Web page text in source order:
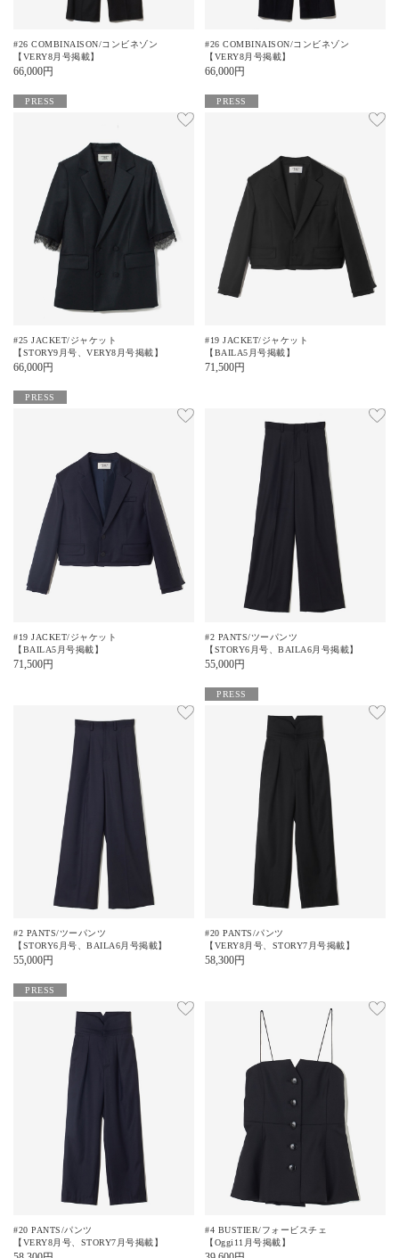
#26 COMBINAISON/コンビネゾン
【VERY8月号掲載】
66,000円
#26 COMBINAISON/コンビネゾン
【VERY8月号掲載】
66,000円
PRESS
#25 JACKET/ジャケット
【STORY9月号、VERY8月号掲載】
66,000円
PRESS
#19 JACKET/ジャケット
【BAILA5月号掲載】
71,500円
PRESS
#19 JACKET/ジャケット
【BAILA5月号掲載】
71,500円
#2 PANTS/ツーパンツ
【STORY6月号、BAILA6月号掲載】
55,000円
#2 PANTS/ツーパンツ
【STORY6月号、BAILA6月号掲載】
55,000円
PRESS
#20 PANTS/パンツ
【VERY8月号、STORY7月号掲載】
58,300円
PRESS
#20 PANTS/パンツ
【VERY8月号、STORY7月号掲載】
#4 BUSTIER/フォービスチェ
【Oggi11月号掲載】